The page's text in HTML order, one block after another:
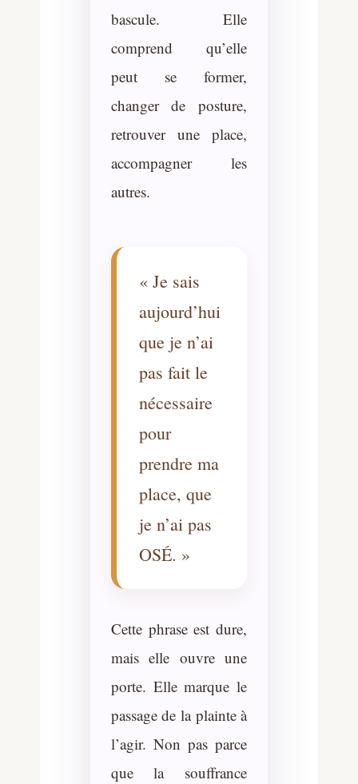
bascule. Elle
comprend qu’elle
peut se former,
changer de posture,
retrouver une place,
accompagner les
autres.
« Je sais
aujourd’hui
que je n’ai
pas fait le
nécessaire
pour
prendre ma
place, que
je n’ai pas
OSÉ. »
Cette phrase est dure,
mais elle ouvre une
porte. Elle marque le
passage de la plainte à
l’agir. Non pas parce
que la souffrance